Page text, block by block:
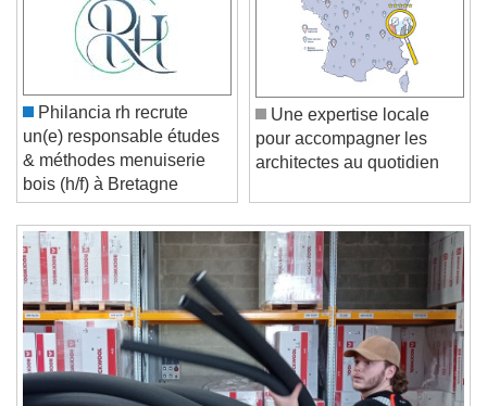
Play Video
Play
Skip Backward
Skip Forward
Unmute
Current Time0:00
/
Duration-:-
Loaded:0%
Stream TypeLIVE
Seek to live, currently behind liveLIVE
Remaining Time-0:00
1x
Playback Rate
Chapters
Chapters
Descriptions
Philancia rh recrute
un(e) responsable études
& méthodes menuiserie
bois (h/f) à Bretagne
Une expertise locale
pour accompagner les
architectes au quotidien